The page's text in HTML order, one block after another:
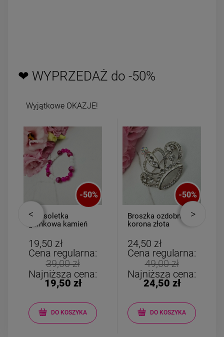
❤ WYPRZEDAŻ do -50%
Wyjątkowe OKAZJE!
-50%
Bransoletka
gumkowa kamień
różowo biała
19,50 zł
Cena regularna:
39,00 zł
Najniższa cena:
19,50 zł
DO KOSZYKA
-50%
Broszka ozdobna
korona złota
24,50 zł
Cena regularna:
49,00 zł
Najniższa cena:
24,50 zł
DO KOSZYKA